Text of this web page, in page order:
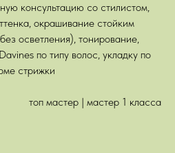
консультацию со стилистом,
окрашивание стойким
осветления), тонирование,
по типу волос, укладку по
стрижки
топ мастер | мастер 1 класса